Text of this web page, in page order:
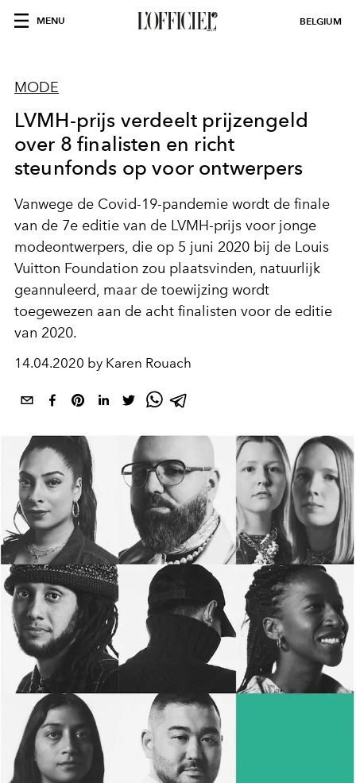
MENU BELGIUM
MODE
LVMH-prijs verdeelt prijzengeld
over 8 finalisten en richt
steunfonds op voor ontwerpers
Vanwege de Covid-19-pandemie wordt de finale
van de 7e editie van de LVMH-prijs voor jonge
modeontwerpers, die op 5 juni 2020 bij de Louis
Vuitton Foundation zou plaatsvinden, natuurlijk
geannuleerd, maar de toewijzing wordt
toegewezen aan de acht finalisten voor de editie
van 2020.
14.04.2020 by Karen Rouach